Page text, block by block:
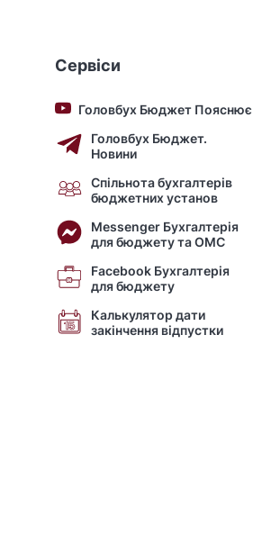
Сервіси
Головбух Бюджет Пояснює
Головбух Бюджет.
Новини
Спільнота бухгалтерів
бюджетних установ
Messenger Бухгалтерія
для бюджету та ОМС
Facebook Бухгалтерія
для бюджету
Калькулятор дати
закінчення відпустки